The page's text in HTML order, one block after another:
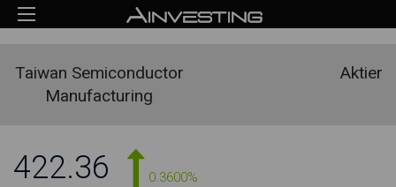
Taiwan Semiconductor
Manufacturing
Aktier
422.36 0.3600%